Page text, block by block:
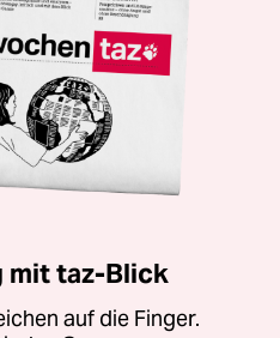
mit taz-Blick
auf die Finger.